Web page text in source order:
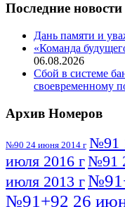
Последние новости
Дань памяти и
«Команда
06.08.2026
Сбой в системе
своевременному
Архив Номеров
№90 24 июня 2014 г №91
июля 2016 г№91
июля 2013 г
№91+92 26